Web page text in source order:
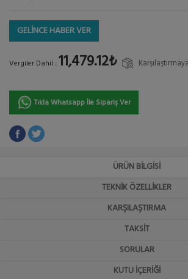
GELİNCE HABER VER
Vergiler Dahil : 11,479.12₺
Tıkla Whatsapp İle Sipariş Ver
ÜRÜN BILGISI
TEKNIK ÖZELLIKLER
KARŞILAŞTIRMA
TAKSIT
SORULAR
KUTU İÇERIĞI